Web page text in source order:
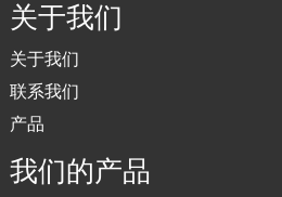
关于我们
关于我们
联系我们
产品
我们的产品